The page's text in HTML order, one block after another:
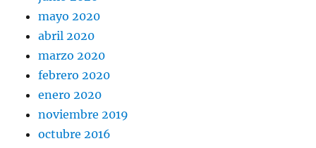
mayo 2020
abril 2020
marzo 2020
febrero 2020
enero 2020
noviembre 2019
octubre 2016